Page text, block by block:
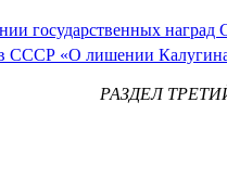
государственных
«О лишении Калугина
РАЗДЕЛ